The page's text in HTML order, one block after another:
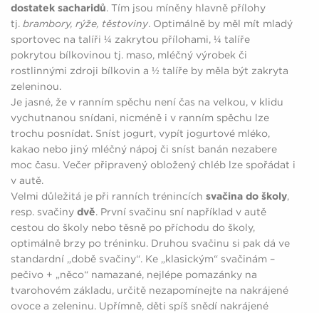
dostatek sacharidů. Tím jsou míněny hlavně přílohy
tj. brambory, rýže, těstoviny. Optimálně by měl mít mladý
sportovec na talíři ¼ zakrytou přílohami, ¼ talíře
pokrytou bílkovinou tj. maso, mléčný výrobek či
rostlinnými zdroji bílkovin a ½ talíře by měla být zakryta
zeleninou.
Je jasné, že v ranním spěchu není čas na velkou, v klidu
vychutnanou snídani, nicméně i v ranním spěchu lze
trochu posnídat. Sníst jogurt, vypít jogurtové mléko,
kakao nebo jiný mléčný nápoj či sníst banán nezabere
moc času. Večer připravený obložený chléb lze spořádat i
v autě.
Velmi důležitá je při ranních trénincích svačina do školy,
resp. svačiny dvě. První svačinu sní například v autě
cestou do školy nebo těsně po příchodu do školy,
optimálně brzy po tréninku. Druhou svačinu si pak dá ve
standardní „době svačiny“. Ke „klasickým“ svačinám –
pečivo + „něco“ namazané, nejlépe pomazánky na
tvarohovém základu, určitě nezapomínejte na nakrájené
ovoce a zeleninu. Upřímně, děti spíš snědí nakrájené